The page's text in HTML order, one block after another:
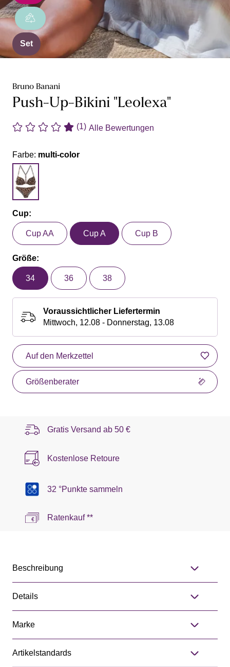
Set
Bruno Banani
Push-Up-Bikini "Leolexa"
(1) Alle Bewertungen
Farbe: multi-color
Cup:
Cup AA Cup A Cup B
Größe:
34 36 38
Voraussichtlicher Liefertermin
Mittwoch, 12.08 - Donnerstag, 13.08
Auf den Merkzettel
Größenberater
Gratis Versand ab 50 €
Kostenlose Retoure
32 °Punkte sammeln
Ratenkauf **
Beschreibung
Details
Marke
Artikelstandards